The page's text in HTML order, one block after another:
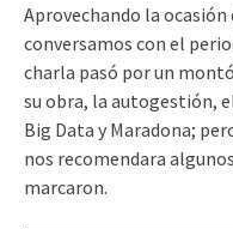
Aprovechando la
conversamos con el
charla pasó por un
su obra, la autogestión,
Big Data y Maradona;
nos recomendara
marcaron.